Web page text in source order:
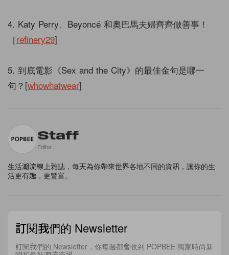
4. Katy Perry、Beyoncé 和奧巴馬夫婦齊齊做善事！
［refinery29]
5. 到底電影《Sex and the City》的最佳金句是哪一
句？[whowhatwear]
Staff
Editor
生活潮流線上雜誌，每天為你帶來世界各地不同的資訊，讓你的生
活更有趣，更豐富。
訂閱我們的 Newsletter
訂閱我們的 Newsletter，你每週都會收到 POPBEE 獨家時尚新